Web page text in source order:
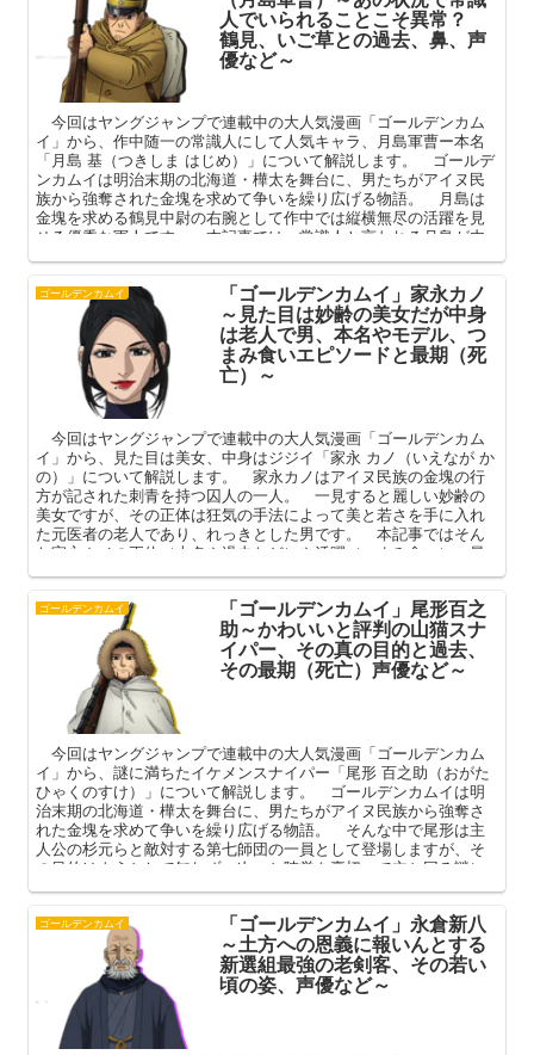
人でいられることこそ異常？
鶴見、いご草との過去、鼻、声
優など～
今回はヤングジャンプで連載中の大人気漫画「ゴールデンカム
イ」から、作中随一の常識人にして人気キャラ、月島軍曹ー本名
「月島 基（つきしま はじめ）」について解説します。 ゴールデ
ンカムイは明治末期の北海道・樺太を舞台に、男たちがアイヌ民
族から強奪された金塊を求めて争いを繰り広げる物語。 月島は
金塊を求める鶴見中尉の右腕として作中では縦横無尽の活躍を見
せる優秀な軍人です。 本記事では、常識人と言われる月島が内
ゴールデンカムイ 「ゴールデンカムイ」家永カノ
～見た目は妙齢の美女だが中身
は老人で男、本名やモデル、つ
まみ食いエピソードと最期（死
亡）～
今回はヤングジャンプで連載中の大人気漫画「ゴールデンカム
イ」から、見た目は美女、中身はジジイ「家永 カノ（いえなが か
の）」について解説します。 家永カノはアイヌ民族の金塊の行
方が記された刺青を持つ囚人の一人。 一見すると麗しい妙齢の
美女ですが、その正体は狂気の手法によって美と若さを手に入れ
た元医者の老人であり、れっきとした男です。 本記事ではそん
な家永カノの正体（本名や過去など）や活躍（つまみ食い）、最
ゴールデンカムイ 「ゴールデンカムイ」尾形百之
助～かわいいと評判の山猫スナ
イパー、その真の目的と過去、
その最期（死亡）声優など～
今回はヤングジャンプで連載中の大人気漫画「ゴールデンカム
イ」から、謎に満ちたイケメンスナイパー「尾形 百之助（おがた
ひゃくのすけ）」について解説します。 ゴールデンカムイは明
治末期の北海道・樺太を舞台に、男たちがアイヌ民族から強奪さ
れた金塊を求めて争いを繰り広げる物語。 そんな中で尾形は主
人公の杉元らと敵対する第七師団の一員として登場しますが、そ
の目的はようとして知れず、次々と陣営を裏切って立ち回る謎に
満ちた存在です。 本記事ではそんな尾形の過去やアシリパとの
ゴールデンカムイ 「ゴールデンカムイ」永倉新八
～土方への恩義に報いんとする
新選組最強の老剣客、その若い
頃の姿、声優など～